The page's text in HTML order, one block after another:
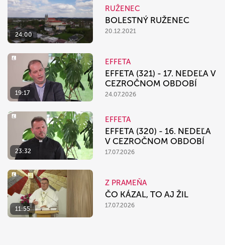
24:00
RUŽENEC
BOLESTNÝ RUŽENEC
20.12.2021
19:17
EFFETA
EFFETA (321) - 17. NEDEĽA V
CEZROČNOM OBDOBÍ
24.07.2026
23:32
EFFETA
EFFETA (320) - 16. NEDEĽA
V CEZROČNOM OBDOBÍ
17.07.2026
11:55
Z PRAMEŇA
ČO KÁZAL, TO AJ ŽIL
17.07.2026